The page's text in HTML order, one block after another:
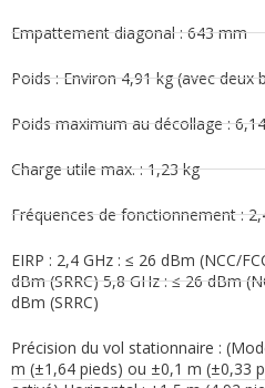
Empattement diagonal : 643 mm
Poids : Environ 4,91 kg (avec deux
Poids maximum au décollage :
Charge utile max. : 1,23 kg
Fréquences de fonctionnement :
EIRP : 2,4 GHz : ≤ 26 dBm (NCC/
dBm (SRRC) 5,8 GHz : ≤ 26 dBm
dBm (SRRC)
Précision du vol stationnaire :
m (±1,64 pieds) ou ±0,1 m (±0,33